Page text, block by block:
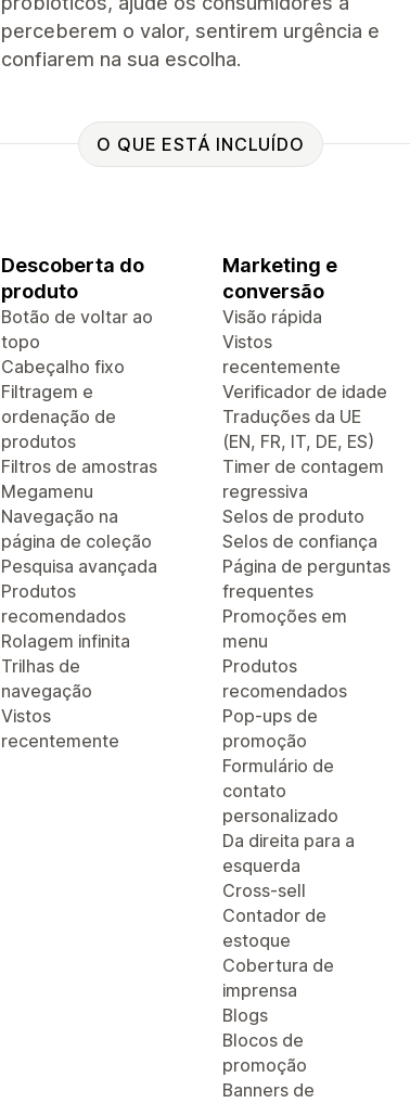
perceberem o valor, sentirem urgência e
confiarem na sua escolha.
O QUE ESTÁ INCLUÍDO
Descoberta do
produto
Botão de voltar ao
topo
Cabeçalho fixo
Filtragem e
ordenação de
produtos
Filtros de amostras
Megamenu
Navegação na
página de coleção
Pesquisa avançada
Produtos
recomendados
Rolagem infinita
Trilhas de
navegação
Vistos
recentemente
Marketing e
conversão
Visão rápida
Vistos
recentemente
Verificador de idade
Traduções da UE
(EN, FR, IT, DE, ES)
Timer de contagem
regressiva
Selos de produto
Selos de confiança
Página de perguntas
frequentes
Promoções em
menu
Produtos
recomendados
Pop-ups de
promoção
Formulário de
contato
personalizado
Da direita para a
esquerda
Cross-sell
Contador de
estoque
Cobertura de
imprensa
Blogs
Blocos de
promoção
Banners de